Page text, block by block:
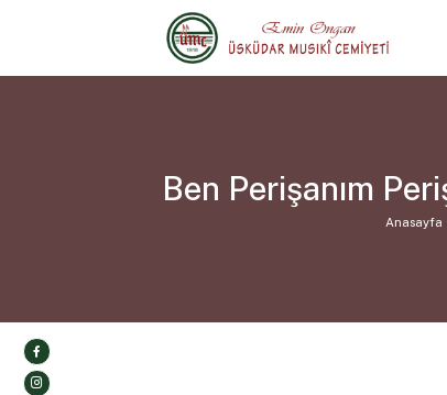
Ben Perişanım
Anasayfa